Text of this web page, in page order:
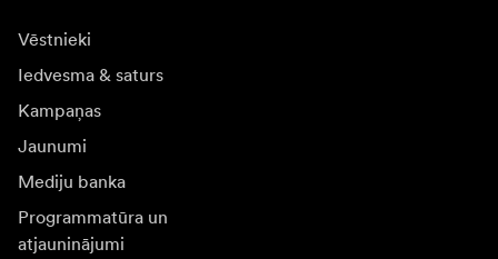
Vēstnieki
Iedvesma & saturs
Kampaņas
Jaunumi
Mediju banka
Programmatūra un
atjauninājumi